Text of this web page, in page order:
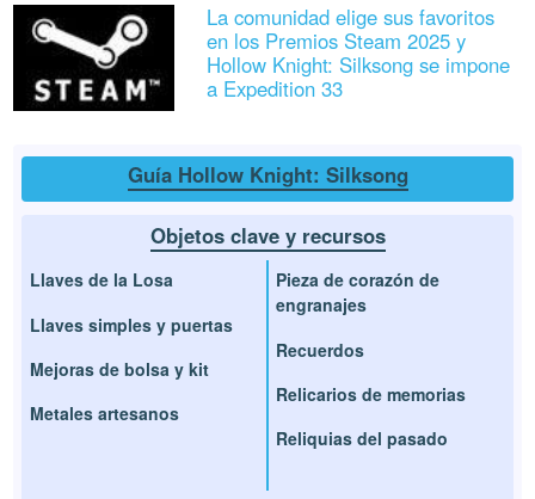
La comunidad elige sus favoritos
en los Premios Steam 2025 y
Hollow Knight: Silksong se impone
a Expedition 33
Guía Hollow Knight: Silksong
Objetos clave y recursos
Llaves de la Losa
Llaves simples y puertas
Mejoras de bolsa y kit
Metales artesanos
Pieza de corazón de
engranajes
Recuerdos
Relicarios de memorias
Reliquias del pasado